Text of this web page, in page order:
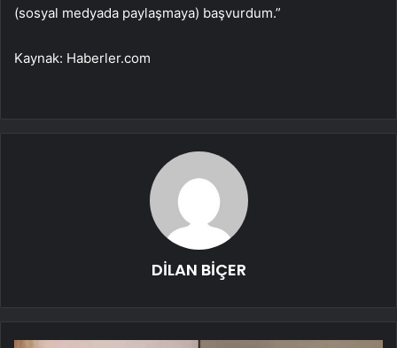
(sosyal medyada paylaşmaya) başvurdum.”
Kaynak: Haberler.com
DİLAN BİÇER